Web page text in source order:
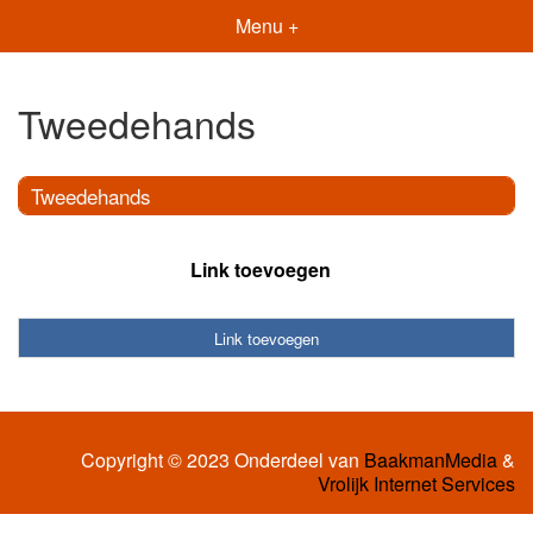
Menu +
Tweedehands
Tweedehands
Link toevoegen
Link toevoegen
Copyright © 2023 Onderdeel van BaakmanMedia&
Vrolijk Internet Services